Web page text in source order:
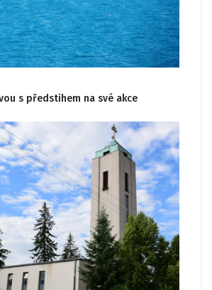
s předstihem na své akce